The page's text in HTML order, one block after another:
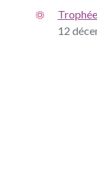
12